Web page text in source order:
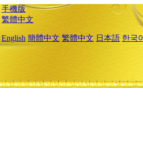
手機版
繁體中文
English 簡體中文 繁體中文 日本語 한국